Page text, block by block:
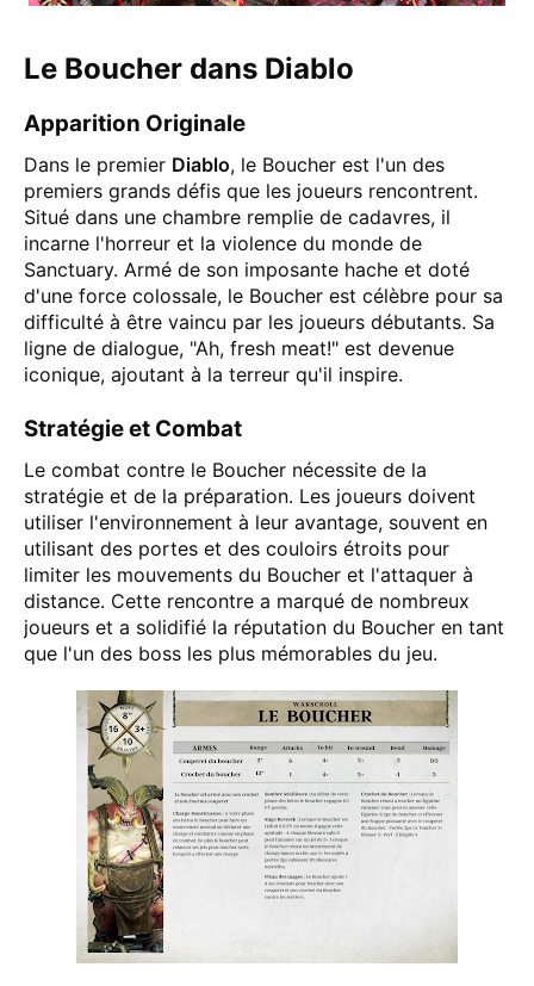
Le Boucher dans Diablo
Apparition Originale
Dans le premier Diablo, le Boucher est l'un des
premiers grands défis que les joueurs rencontrent.
Situé dans une chambre remplie de cadavres, il
incarne l'horreur et la violence du monde de
Sanctuary. Armé de son imposante hache et doté
d'une force colossale, le Boucher est célèbre pour sa
difficulté à être vaincu par les joueurs débutants. Sa
ligne de dialogue, "Ah, fresh meat!" est devenue
iconique, ajoutant à la terreur qu'il inspire.
Stratégie et Combat
Le combat contre le Boucher nécessite de la
stratégie et de la préparation. Les joueurs doivent
utiliser l'environnement à leur avantage, souvent en
utilisant des portes et des couloirs étroits pour
limiter les mouvements du Boucher et l'attaquer à
distance. Cette rencontre a marqué de nombreux
joueurs et a solidifié la réputation du Boucher en tant
que l'un des boss les plus mémorables du jeu​​.